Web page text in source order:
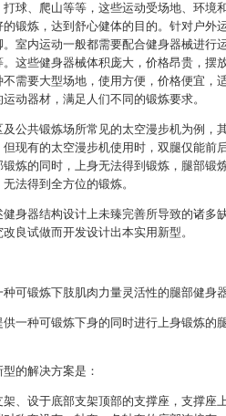
球、爬山等等，这些运动受场地、环境
锻炼，达到舒心健体的目的。针对户外
室内运动一般都需要配合健身器械进行
这些健身器械体积庞大，价格昂贵，摆
需要大型场地，使用方便，价格便宜，
动器材，满足人们不同的锻炼要求。
公共锻炼场所常见的太空漫步机为例，
现有的太空漫步机使用时，双腿仅能前
炼的同时，上身无法得到锻炼，腿部锻
法得到全方位的锻炼。
身器结构设计上未臻完善所导致的诸多
良试做而开发设计出本实用新型。
可锻炼下肢肌肉力量灵活性的腿部健身器
一种可锻炼下身的同时进行上身锻炼的
的解决方案是：
、设于底部支架顶部的支撑座，支撑座